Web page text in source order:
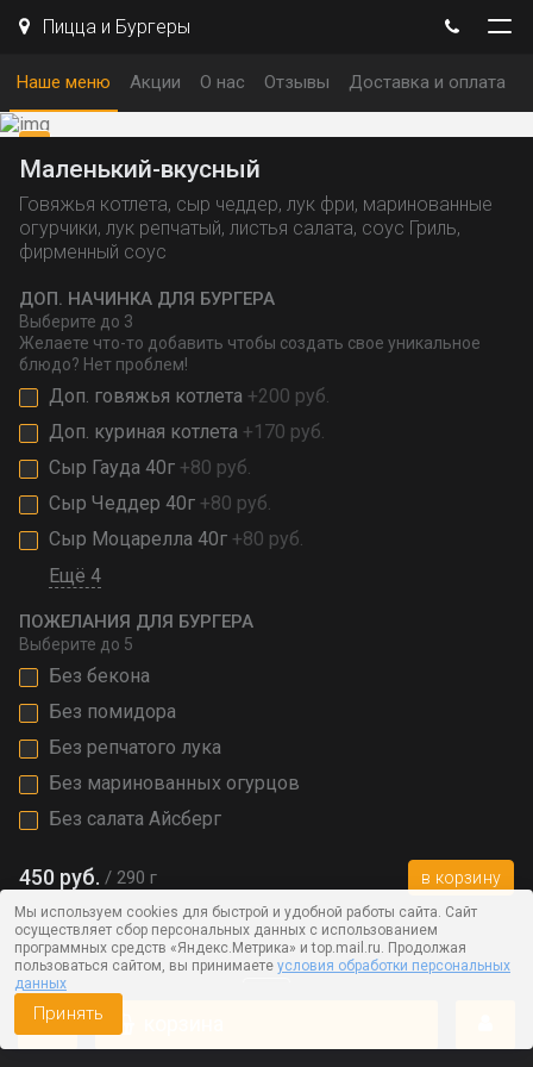
Пицца и Бургеры
Наше меню Акции О нас Отзывы Доставка и оплата
Маленький-вкусный
Говяжья котлета, сыр чеддер, лук фри, маринованные
огурчики, лук репчатый, листья салата, соус Гриль,
фирменный соус
ДОП. НАЧИНКА ДЛЯ БУРГЕРА
Выберите до 3
Желаете что-то добавить чтобы создать свое уникальное
блюдо? Нет проблем!
Доп. говяжья котлета +200 руб.
Доп. куриная котлета +170 руб.
Сыр Гауда 40г +80 руб.
Сыр Чеддер 40г +80 руб.
Сыр Моцарелла 40г +80 руб.
Ещё 4
ПОЖЕЛАНИЯ ДЛЯ БУРГЕРА
Выберите до 5
Без бекона
Без помидора
Без репчатого лука
Без маринованных огурцов
Без салата Айсберг
450 руб. 290 г в корзину
Мы используем cookies для быстрой и удобной работы сайта. Сайт
осуществляет сбор персональных данных с использованием
программных средств «Яндекс.Метрика» и top.mail.ru. Продолжая
пользоваться сайтом, вы принимаете условия обработки персональных
данных
Принять